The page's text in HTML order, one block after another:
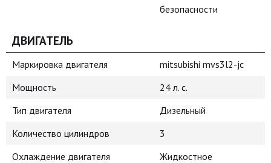
безопасности
ДВИГАТЕЛЬ
Маркировка двигателя
mitsubishi mvs3l2-jc
Мощность
24 л. с.
Тип двигателя
Дизельный
Количество цилиндров
3
Охлаждение двигателя
Жидкостное